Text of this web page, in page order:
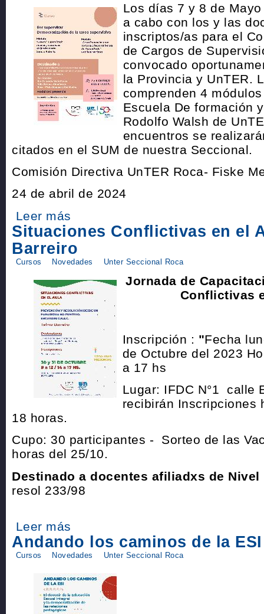
Los días 7 y 8 de
a cabo con los y las
inscriptos/as para el
de Cargos de
convocado
la Provincia y UnTER.
comprenden 4
Escuela De formación
Rodolfo Walsh de
encuentros se
citados en el SUM de nuestra Seccional.
Comisión Directiva UnTER Roca- Fiske
24 de abril de 2024
Leer más
Situaciones Conflictivas en el
Barreiro
Cursos Novedades Unter Seccional Roca
Jornada de
Conflictivas
Inscripción : "Fecha
de Octubre del 2023
a 17 hs
Lugar: IFDC N°1 calle
recibirán Inscripciones
18 horas.
Cupo: 30 participantes - Sorteo de las
horas del 25/10.
Destinado a docentes afiliadxs de Nivel
resol 233/98
Leer más
Andando los caminos de la ESI
Cursos Novedades Unter Seccional Roca